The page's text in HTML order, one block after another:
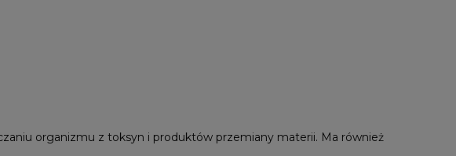
organizmu z toksyn i produktów przemiany materii. Ma również